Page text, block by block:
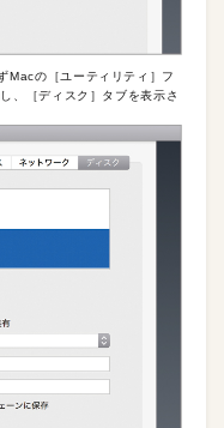
Macの［ユーティリティ］フ
、［ディスク］タブを表示さ